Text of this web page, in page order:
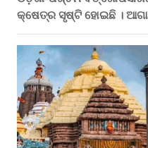
କ୍ଷେତ୍ର ସୃଷ୍ଟି ହୋଇଛି ।